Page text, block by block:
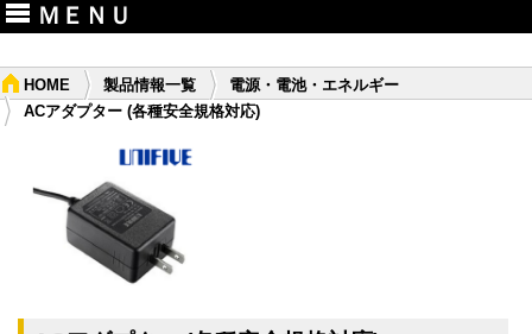
ＭＥＮＵ
HOME 製品情報一覧
電源・電池・エネルギー
ACアダプター (各種安全規格対応)